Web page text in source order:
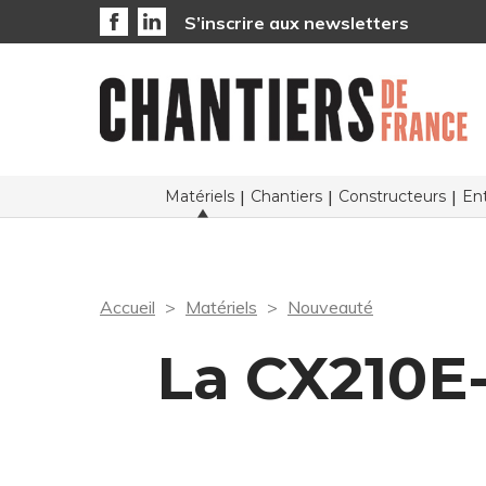
S’inscrire aux newsletters
Matériels Chantiers Constructeurs
Accueil Matériels Nouveauté
La